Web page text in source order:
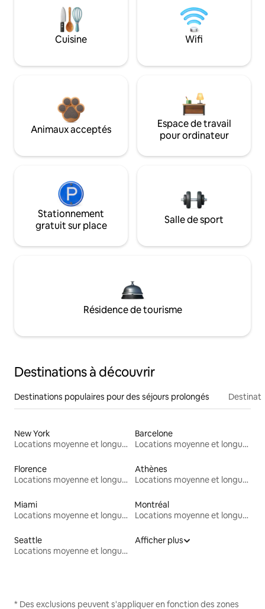
Cuisine Wifi
Animaux acceptés
Espace de travail
pour ordinateur
Stationnement
gratuit sur place
Salle de sport
Résidence de tourisme
Destinations à découvrir
Destinations populaires pour des séjours prolongés
New York
Locations moyenne et longue durée
Barcelone
Locations moyenne et longue durée
Florence
Locations moyenne et longue durée
Athènes
Locations moyenne et longue durée
Miami
Locations moyenne et longue durée
Montréal
Locations moyenne et longue durée
Seattle
Locations moyenne et longue durée
Afficher plus
* Des exclusions peuvent s'appliquer en fonction des zones